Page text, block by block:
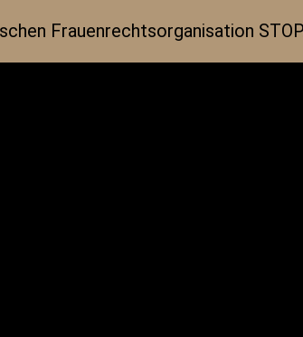
Frauenrechtsorganisation